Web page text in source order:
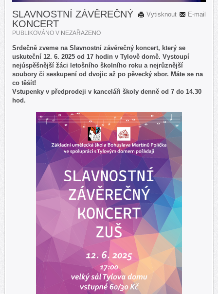
E-mail
Vytisknout
SLAVNOSTNÍ ZÁVĚREČNÝ
KONCERT
PUBLIKOVÁNO V NEZAŘAZENO
Srdečně zveme na Slavnostní závěrečný koncert, který se
uskuteční 12. 6. 2025 od 17 hodin v Tylově domě. Vystoupí
nejúspěšnější žáci letošního školního roku a nejrůznější
soubory či seskupení od dvojic až po pěvecký sbor. Máte se na
co těšít!
Vstupenky v předprodeji v kanceláři školy denně od 7 do 14.30
hod.